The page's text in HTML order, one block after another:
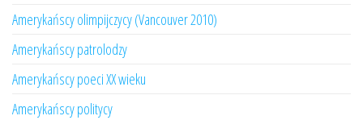
Amerykańscy olimpijczycy (Vancouver 2010)
Amerykańscy patrolodzy
Amerykańscy poeci XX wieku
Amerykańscy politycy